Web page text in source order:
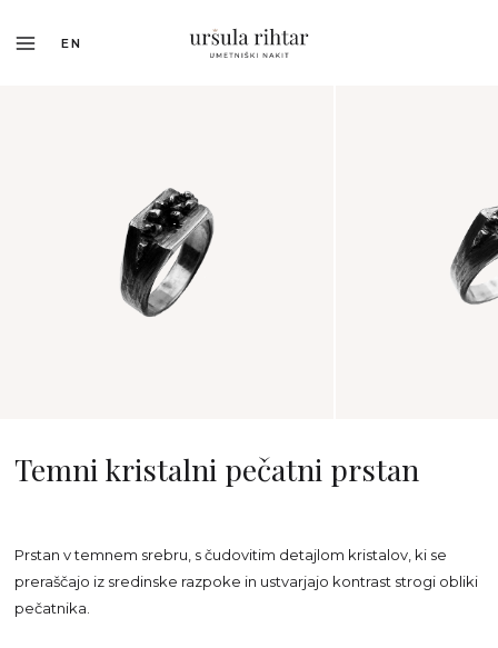
EN
Temni kristalni pečatni prstan
Prstan v temnem srebru, s čudovitim detajlom kristalov, ki se
preraščajo iz sredinske razpoke in ustvarjajo kontrast strogi obliki
pečatnika.